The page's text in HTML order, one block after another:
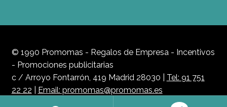
© 1990 Promomas - Regalos de Empresa - Incentivos
- Promociones publicitarias
c / Arroyo Fontarrón, 419 Madrid 28030 | Tel: 91 751
22 22
Email: promomas@promomas.es